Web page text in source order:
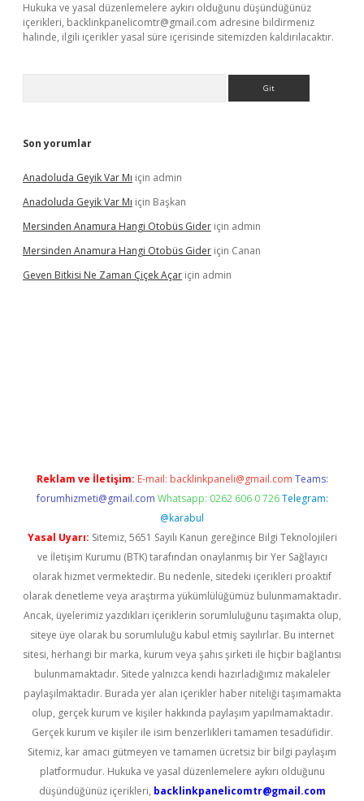
Hukuka ve yasal düzenlemelere aykırı olduğunu düşündüğünüz
içerikleri, backlinkpanelicomtr@gmail.com adresine bildirmeniz
halinde, ilgili içerikler yasal süre içerisinde sitemizden kaldırılacaktır.
Son yorumlar
Anadoluda Geyik Var Mı için admin
Anadoluda Geyik Var Mı için Başkan
Mersinden Anamura Hangi Otobüs Gider için admin
Mersinden Anamura Hangi Otobüs Gider için Canan
Geven Bitkisi Ne Zaman Çiçek Açar için admin
Reklam ve İletişim: E-mail: backlinkpaneli@gmail.com Teams:
forumhizmeti@gmail.com Whatsapp: 0262 606 0 726 Telegram:
@karabul
Yasal Uyarı: Sitemiz, 5651 Sayılı Kanun gereğince Bilgi Teknolojileri
ve İletişim Kurumu (BTK) tarafından onaylanmış bir Yer Sağlayıcı
olarak hizmet vermektedir. Bu nedenle, sitedeki içerikleri proaktif
olarak denetleme veya araştırma yükümlülüğümüz bulunmamaktadır.
Ancak, üyelerimiz yazdıkları içeriklerin sorumluluğunu taşımakta olup,
siteye üye olarak bu sorumluluğu kabul etmiş sayılırlar. Bu internet
sitesi, herhangi bir marka, kurum veya şahıs şirketi ile hiçbir bağlantısı
bulunmamaktadır. Sitede yalnızca kendi hazırladığımız makaleler
paylaşılmaktadır. Burada yer alan içerikler haber niteliği taşımamakta
olup, gerçek kurum ve kişiler hakkında paylaşım yapılmamaktadır.
Gerçek kurum ve kişiler ile isim benzerlikleri tamamen tesadüfidir.
Sitemiz, kar amacı gütmeyen ve tamamen ücretsiz bir bilgi paylaşım
platformudur. Hukuka ve yasal düzenlemelere aykırı olduğunu
düşündüğünüz içerikleri, backlinkpanelicomtr@gmail.com